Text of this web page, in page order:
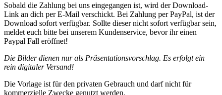
Sobald die Zahlung bei uns eingegangen ist, wird der Download-
Link an dich per E-Mail verschickt. Bei Zahlung per PayPal, ist der
Download sofort verfügbar. Sollte dieser nicht sofort verfügbar sein,
meldet euch bitte bei unserem Kundenservice, bevor ihr einen
Paypal Fall eröffnet!
Die Bilder dienen nur als Präsentationsvorschlag. Es erfolgt ein
rein digitaler Versand!
Die Vorlage ist für den privaten Gebrauch und darf nicht für
kommerzielle Zwecke genutzt werden.